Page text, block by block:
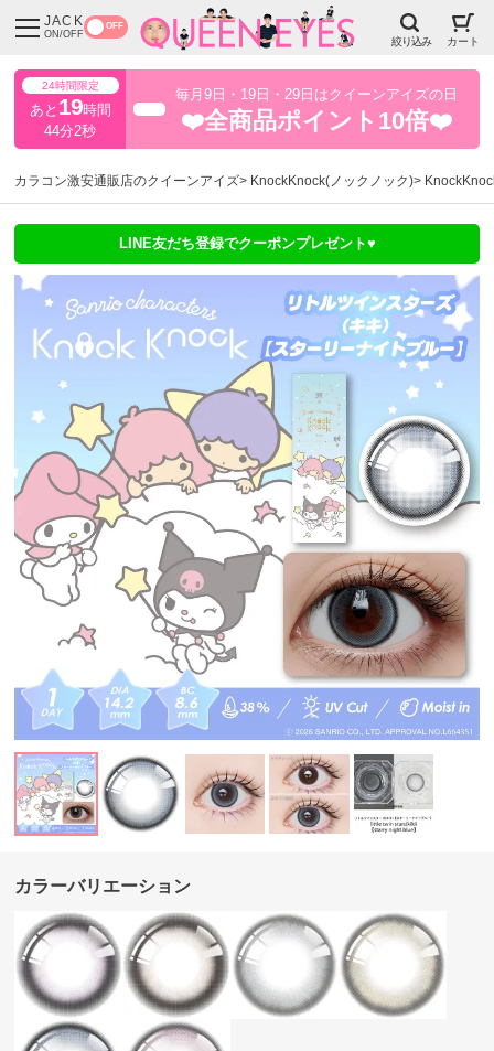
JACK
ON/OFF
OFF
絞り込み カート
24時間限定
あと 19時間
44分1秒
毎月9日・19日・29日はクイーンアイズの日
❤️全商品ポイント10倍❤️
カラコン激安通販店のクイーンアイズ KnockKnock(ノックノック)
LINE友だち登録でクーポンプレゼント♥
カラーバリエーション